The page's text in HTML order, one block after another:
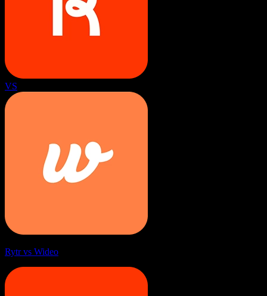
VS
Rytr vs Wideo